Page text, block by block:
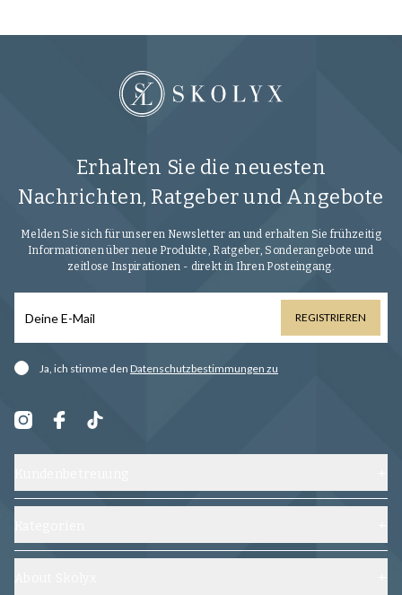
Erhalten Sie die neuesten
Nachrichten, Ratgeber und Angebote
Melden Sie sich für unseren Newsletter an und erhalten Sie frühzeitig
Informationen über neue Produkte, Ratgeber, Sonderangebote und
zeitlose Inspirationen - direkt in Ihren Posteingang.
REGISTRIEREN
Ja, ich stimme den Datenschutzbestimmungen zu
Kontaktieren Sie uns
Häufig gestellte Fragen
Schuhe